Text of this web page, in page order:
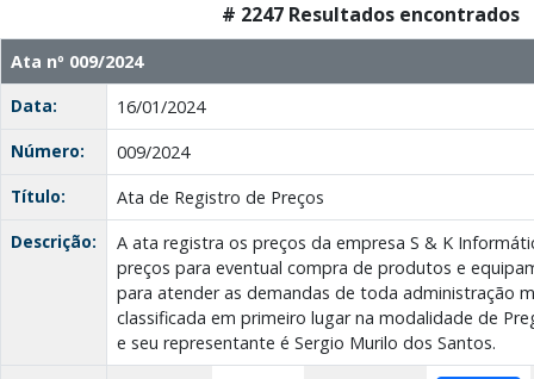
# 2247 Resultados encontrados
Ata nº 009/2024
Data:
16/01/2024
Número:
009/2024
Título:
Ata de Registro de Preços
Descrição:
A ata registra os preços da empresa S & K
preços para eventual compra de produtos e
para atender as demandas de toda administração
classificada em primeiro lugar na modalidade de
e seu representante é Sergio Murilo dos Santos.